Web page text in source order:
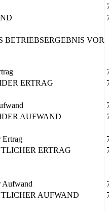
BETRIEBSERGEBNIS VOR
ERTRAG
AUFWAND
Ertrag
ERTRAG
Aufwand
AUFWAND